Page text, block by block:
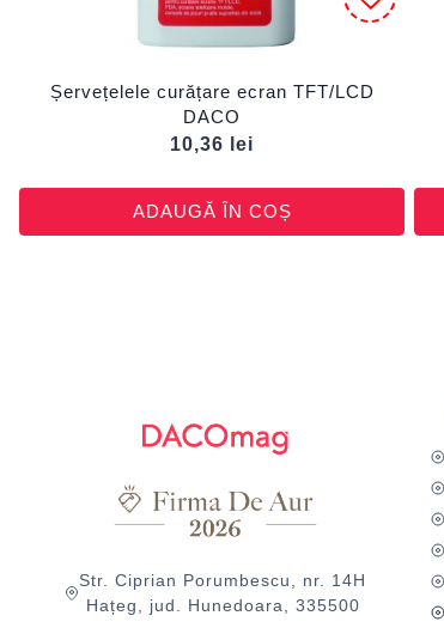
Șervețelele curățare ecran TFT/LCD
DACO
10,36
lei
ADAUGĂ ÎN COȘ
Str. Ciprian Porumbescu, nr. 14H
Hațeg, jud. Hunedoara, 335500